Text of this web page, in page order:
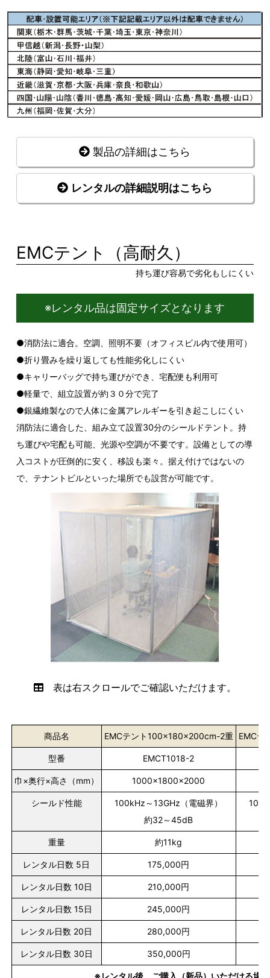
製品の詳細はこちら
レンタルの詳細説明はこちら
EMCテント（高耐久）
持ち運び容易で劣化もしにくい
※レンタル品は固定サイズとなります
●消防法に適合。空調、照明不要（オフィスビル内で使用可）
●折り畳みを繰り返しても性能劣化しにくい
●キャリーバッグで持ち運びができ、宅配便も利用可
●軽量で、組立設置が約３０分で完了
●銀繊維製なので人体に金属アレルギーを引き起こしにくい
消防法に適合した、組み立て設置30分のシールドテント。持
ち運びや宅配も可能、光源や空調が不要です。設備としての導
入コストが圧倒的に安く、移設も楽々。据え付けではないの
で、テナントビルといった場所でも設営が可能です。
表は右スクロールでご確認いただけます。
商品名 EMCテント100×180×200cm-2重 EMCテ
型番 EMCT1018-2
巾×奥行×高さ（mm） 1000×1800×2000
シールド性能
100kHz～13GHz（電磁界）
約32～45dB
重量 約11kg
レンタル日数 5日 175,000円
レンタル日数 10日 210,000円
レンタル日数 15日 245,000円
レンタル日数 20日 280,000円
レンタル日数 30日 350,000円
※レンタル後、ご購入（新品）いただける場